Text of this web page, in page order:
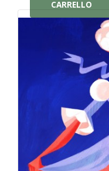
CARRELLO